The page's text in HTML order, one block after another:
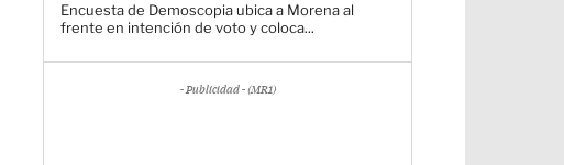
Encuesta de Demoscopia ubica a Morena al
frente en intención de voto y coloca...
- Publicidad - (MR1)